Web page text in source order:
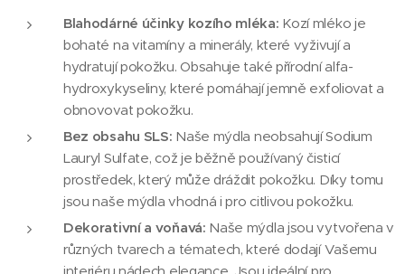
Blahodárné účinky kozího mléka: Kozí mléko je
bohaté na vitamíny a minerály, které vyživují a
hydratují pokožku. Obsahuje také přírodní alfa-
hydroxykyseliny, které pomáhají jemně exfoliovat a
obnovovat pokožku.
Bez obsahu SLS: Naše mýdla neobsahují Sodium
Lauryl Sulfate, což je běžně používaný čisticí
prostředek, který může dráždit pokožku. Díky tomu
jsou naše mýdla vhodná i pro citlivou pokožku.
Dekorativní a voňavá: Naše mýdla jsou vytvořena v
různých tvarech a tématech, které dodají Vašemu